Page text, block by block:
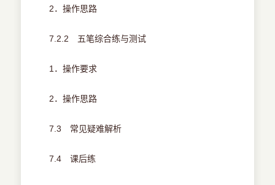
2．操作思路
7.2.2 五笔综合练与测试
1．操作要求
2．操作思路
7.3 常见疑难解析
7.4 课后练